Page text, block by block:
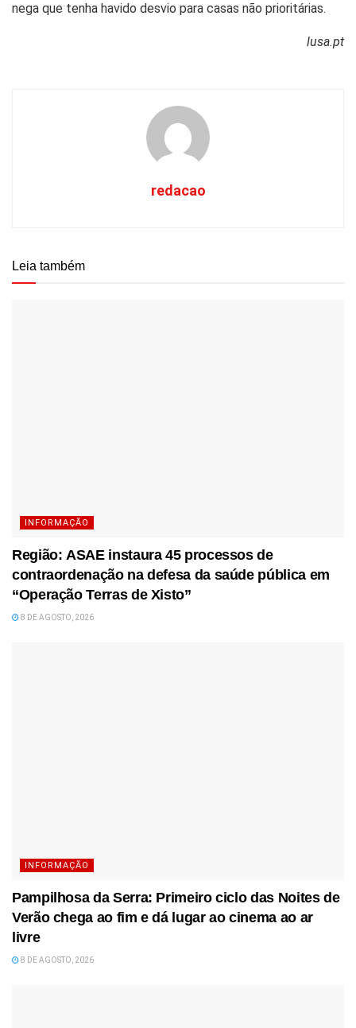
nega que tenha havido desvio para casas não prioritárias.
lusa.pt
redacao
Leia também
INFORMAÇÃO
Região: ASAE instaura 45 processos de
contraordenação na defesa da saúde pública em
“Operação Terras de Xisto”
8 DE AGOSTO, 2026
INFORMAÇÃO
Pampilhosa da Serra: Primeiro ciclo das Noites de
Verão chega ao fim e dá lugar ao cinema ao ar
livre
8 DE AGOSTO, 2026